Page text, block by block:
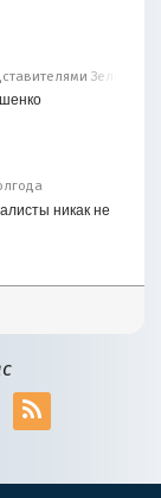
никак не